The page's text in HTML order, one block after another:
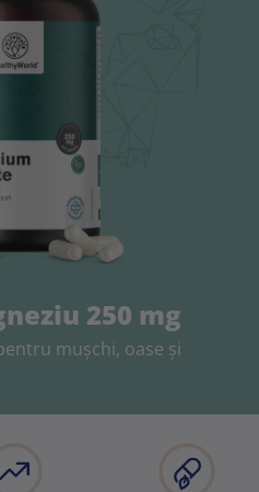
250 mg
muşchi, oase şi